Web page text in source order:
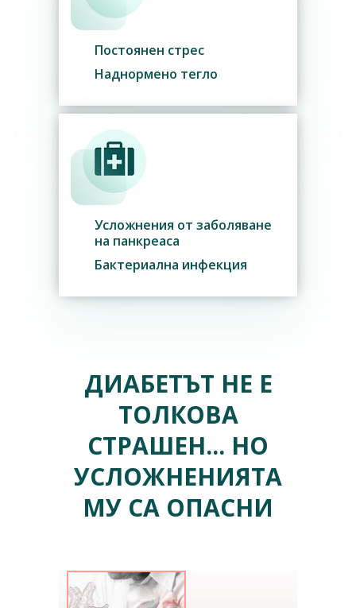
Постоянен стрес
Наднормено тегло
Усложнения от заболяване
на панкреаса
Бактериална инфекция
ДИАБЕТЪТ НЕ Е
ТОЛКОВА
СТРАШЕН... НО
УСЛОЖНЕНИЯТА
МУ СА ОПАСНИ